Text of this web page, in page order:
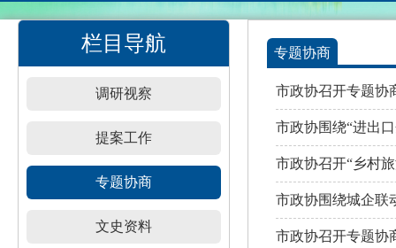
栏目导航
调研视察
提案工作
专题协商
文史资料
专题协商
市政协召开专题协
市政协围绕“进出
市政协召开“乡村
市政协围绕城企联
市政协召开专题协